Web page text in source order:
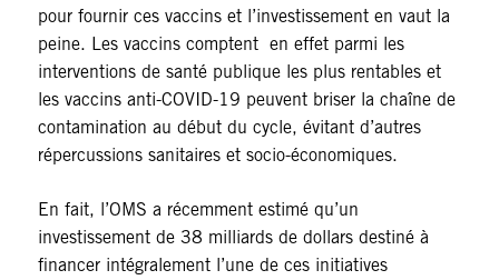
pour fournir ces vaccins et l’investissement en vaut la
peine. Les vaccins comptent en effet parmi les
interventions de santé publique les plus rentables et
les vaccins anti-COVID-19 peuvent briser la chaîne de
contamination au début du cycle, évitant d’autres
répercussions sanitaires et socio-économiques.
En fait, l’OMS a récemment estimé qu’un
investissement de 38 milliards de dollars destiné à
financer intégralement l’une de ces initiatives